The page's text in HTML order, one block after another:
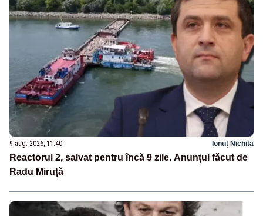
9 aug. 2026, 11:40 Ionuț Nichita
Reactorul 2, salvat pentru încă 9 zile. Anunțul făcut de
Radu Miruță